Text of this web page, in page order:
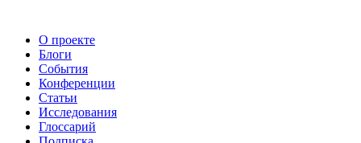
О проекте
Блоги
События
Конференции
Статьи
Исследования
Глоссарий